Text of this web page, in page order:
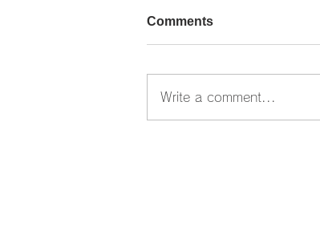
Comments
Write a comment...